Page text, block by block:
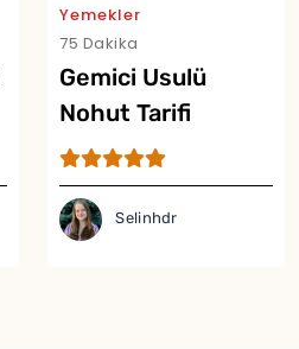
Yemekler
75 Dakika
Gemici Usulü
Nohut Tarifi
Selinhdr